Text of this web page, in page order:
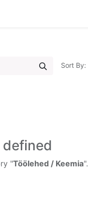
Sort By:
"Töölehed / Keemia".